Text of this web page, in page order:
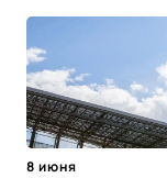
8 июня